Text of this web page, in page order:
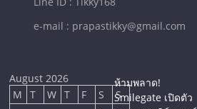
Line ID : Tikky168
e-mail : prapastikky@gmail.com
August 2026
M
T W T F S
S
ห้ามพลาด!
Smilegate เปิดตัว